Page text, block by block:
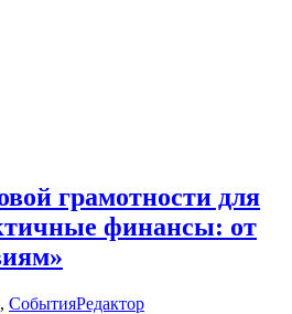
грамотности для
финансы: от
, СобытияРедактор